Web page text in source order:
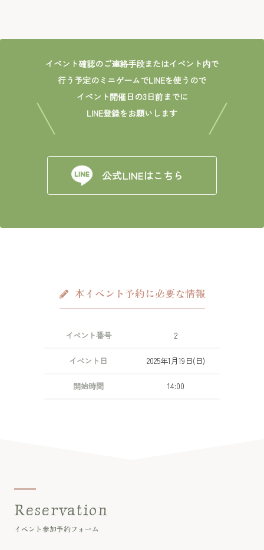
イベント確認のご連絡手段またはイベント内で
行う予定のミニゲームでLINEを使うので
イベント開催日の3日前までに
LINE登録をお願いします
公式LINEはこちら
本イベント予約に必要な情報
イベント番号 2
イベント日 2025年1月19日(日)
開始時間 14:00
Reservation
イベント参加予約フォーム